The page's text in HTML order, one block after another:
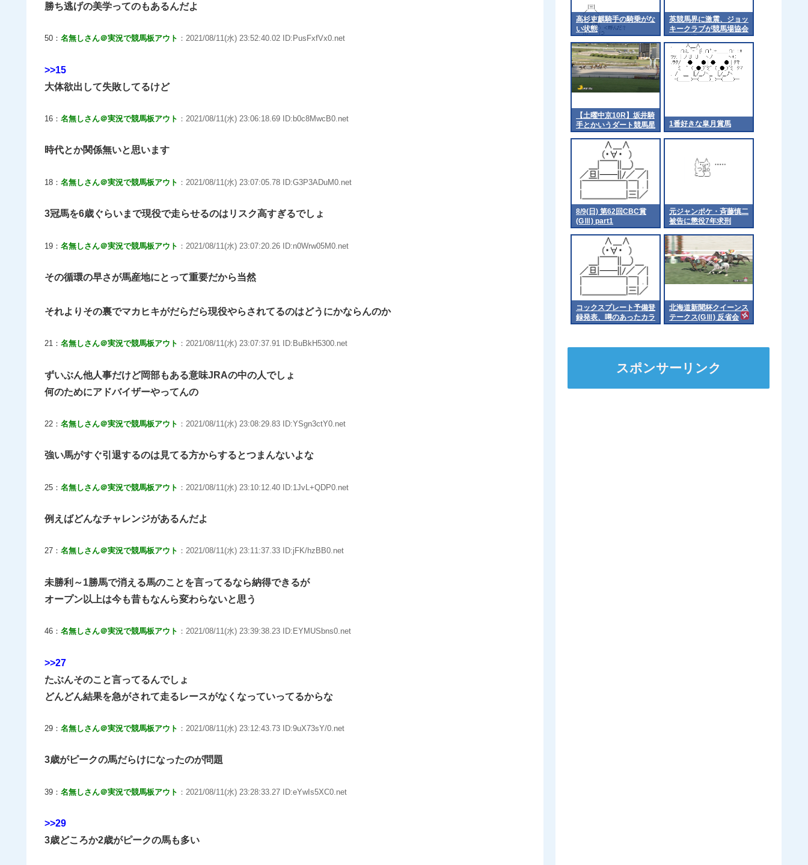
勝ち逃げの美学ってのもあるんだよ
50： 名無しさん＠実況で競馬板アウト ：2021/08/11(水) 23:52:40.02 ID:PusFxfVx0.net
>>15
大体欲出して失敗してるけど
16： 名無しさん＠実況で競馬板アウト ：2021/08/11(水) 23:06:18.69 ID:b0c8MwcB0.net
時代とか関係無いと思います
18： 名無しさん＠実況で競馬板アウト ：2021/08/11(水) 23:07:05.78 ID:G3P3ADuM0.net
3冠馬を6歳ぐらいまで現役で走らせるのはリスク高すぎるでしょ
19： 名無しさん＠実況で競馬板アウト ：2021/08/11(水) 23:07:20.26 ID:n0Wrw05M0.net
その循環の早さが馬産地にとって重要だから当然
それよりその裏でマカヒキがだらだら現役やらされてるのはどうにかならんのか
21： 名無しさん＠実況で競馬板アウト ：2021/08/11(水) 23:07:37.91 ID:BuBkH5300.net
ずいぶん他人事だけど岡部もある意味JRAの中の人でしょ
何のためにアドバイザーやってんの
22： 名無しさん＠実況で競馬板アウト ：2021/08/11(水) 23:08:29.83 ID:YSgn3ctY0.net
強い馬がすぐ引退するのは見てる方からするとつまんないよな
25： 名無しさん＠実況で競馬板アウト ：2021/08/11(水) 23:10:12.40 ID:1JvL+QDP0.net
例えばどんなチャレンジがあるんだよ
27： 名無しさん＠実況で競馬板アウト ：2021/08/11(水) 23:11:37.33 ID:jFK/hzBB0.net
未勝利～1勝馬で消える馬のことを言ってるなら納得できるが
オープン以上は今も昔もなんら変わらないと思う
46： 名無しさん＠実況で競馬板アウト ：2021/08/11(水) 23:39:38.23 ID:EYMUSbns0.net
>>27
たぶんそのこと言ってるんでしょ
どんどん結果を急がされて走るレースがなくなっていってるからな
29： 名無しさん＠実況で競馬板アウト ：2021/08/11(水) 23:12:43.73 ID:9uX73sY/0.net
3歳がピークの馬だらけになったのが問題
39： 名無しさん＠実況で競馬板アウト ：2021/08/11(水) 23:28:33.27 ID:eYwIs5XC0.net
>>29
3歳どころか2歳がピークの馬も多い
高杉吏麒騎手の騎乗がな
い状態
英競馬界に激震、ジョッ
キークラブが競馬場協会
から脱退
【土曜中京10R】坂井騎
手とかいうダート競馬星
人
1番好きな皐月賞馬
8/9(日) 第62回CBC賞
(GⅢ) part1
元ジャンポケ・斉藤慎二
被告に懲役7年求刑
コックスプレート予備登
録発表、噂のあったカラ
ンダガンは登録無しで再
北海道新聞杯クイーンス
テークス(GⅢ) 反省会
スポンサーリンク